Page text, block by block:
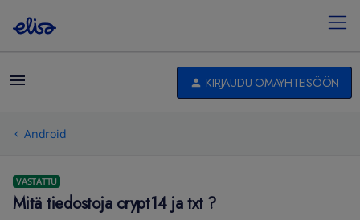
KIRJAUDU OMAYHTEISÖÖN
Android
VASTATTU
Mitä tiedostoja crypt14 ja txt ?